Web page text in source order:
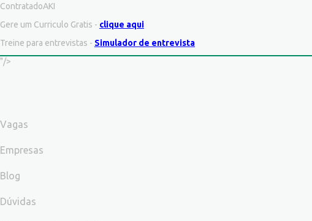
ContratadoAKI
Gere um Curriculo Gratis - clique aqui
Treine para entrevistas - Simulador de entrevista
"/>
Vagas
Empresas
Blog
Dúvidas